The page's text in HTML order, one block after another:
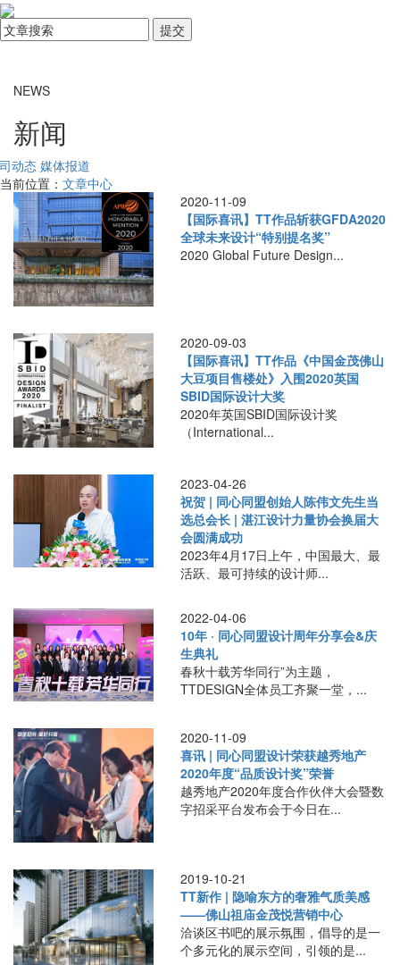
NEWS
新闻
动态 媒体报道
当前位置： 文章中心
2020-11-09
【国际喜讯】TT作品斩获GFDA2020
全球未来设计“特别提名奖”
2020 Global Future Design...
2020-09-03
【国际喜讯】TT作品《中国金茂佛山
大豆项目售楼处》入围2020英国
SBID国际设计大奖
2020年英国SBID国际设计奖
（International...
2023-04-26
祝贺 | 同心同盟创始人陈伟文先生当
选总会长 | 湛江设计力量协会换届大
会圆满成功
2023年4月17日上午，中国最大、最
活跃、最可持续的设计师...
2022-04-06
10年 · 同心同盟设计周年分享会&庆
生典礼
春秋十载芳华同行”为主题，
TTDESIGN全体员工齐聚一堂，...
2020-11-09
喜讯 | 同心同盟设计荣获越秀地产
2020年度“品质设计奖”荣誉
越秀地产2020年度合作伙伴大会暨数
字招采平台发布会于今日在...
2019-10-21
TT新作 | 隐喻东方的奢雅气质美感
——佛山祖庙金茂悦营销中心
洽谈区书吧的展示氛围，倡导的是一
个多元化的展示空间，引领的是...